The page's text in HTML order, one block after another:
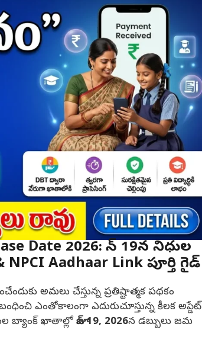
Date 2026: జూన్ 19న నిధుల
Aadhaar Link పూర్తి గైడ్
అమలు చేస్తున్న ప్రతిష్టాత్మక పథకం
ఎంతోకాలంగా ఎదురుచూస్తున్న కీలక అప్డేట్
బ్యాంక్ ఖాతాల్లో జూన్ 19, 2026న డబ్బులు జమ